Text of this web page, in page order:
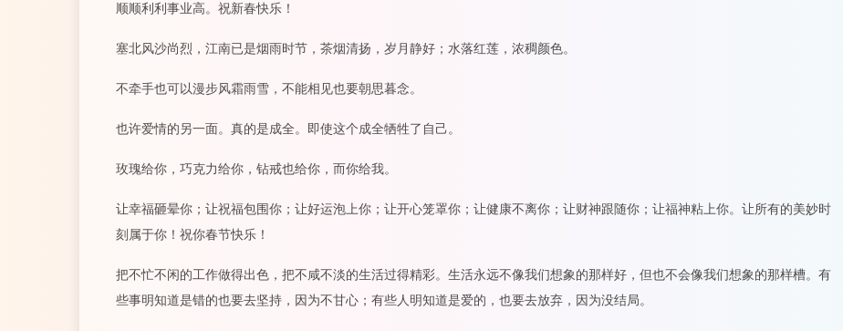
顺顺利利事业高。祝新春快乐！
塞北风沙尚烈，江南已是烟雨时节，茶烟清扬，岁月静好；水落红莲，浓稠颜色。
不牵手也可以漫步风霜雨雪，不能相见也要朝思暮念。
也许爱情的另一面。真的是成全。即使这个成全牺牲了自己。
玫瑰给你，巧克力给你，钻戒也给你，而你给我。
让幸福砸晕你；让祝福包围你；让好运泡上你；让开心笼罩你；让健康不离你；让财神跟随你；让福神粘上你。让所有的美妙时
刻属于你！祝你春节快乐！
把不忙不闲的工作做得出色，把不咸不淡的生活过得精彩。生活永远不像我们想象的那样好，但也不会像我们想象的那样槽。有
些事明知道是错的也要去坚持，因为不甘心；有些人明知道是爱的，也要去放弃，因为没结局。